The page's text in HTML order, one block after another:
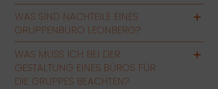
WAS SIND NACHTEILE EINES
GRUPPENBÜRO LEONBERG?
WAS MUSS ICH BEI DER
GESTALTUNG EINES BÜROS FÜR
DIE GRUPPES BEACHTEN?